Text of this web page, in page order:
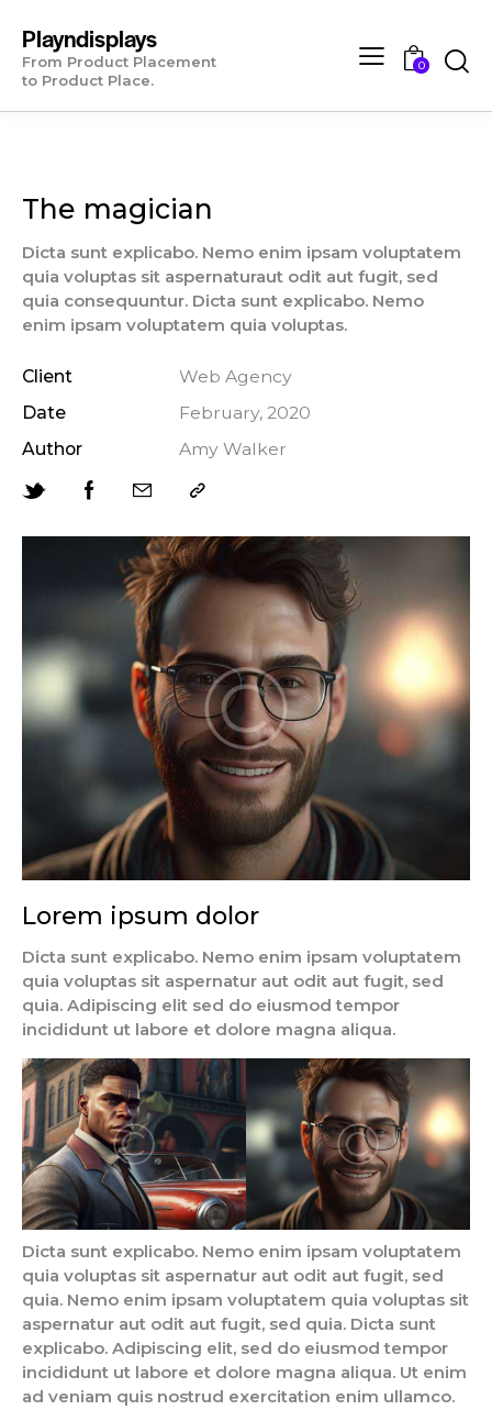
Playndisplays
From Product Placement
to Product Place.
0
The magician
Dicta sunt explicabo. Nemo enim ipsam voluptatem
quia voluptas sit aspernaturaut odit aut fugit, sed
quia consequuntur. Dicta sunt explicabo. Nemo
enim ipsam voluptatem quia voluptas.
Client
Web Agency
Date
February, 2020
Author
Amy Walker
Lorem ipsum dolor
Dicta sunt explicabo. Nemo enim ipsam voluptatem
quia voluptas sit aspernatur aut odit aut fugit, sed
quia. Adipiscing elit sed do eiusmod tempor
incididunt ut labore et dolore magna aliqua.
Dicta sunt explicabo. Nemo enim ipsam voluptatem
quia voluptas sit aspernatur aut odit aut fugit, sed
quia. Nemo enim ipsam voluptatem quia voluptas sit
aspernatur aut odit aut fugit, sed quia. Dicta sunt
explicabo. Adipiscing elit, sed do eiusmod tempor
incididunt ut labore et dolore magna aliqua. Ut enim
ad veniam quis nostrud exercitation enim ullamco.